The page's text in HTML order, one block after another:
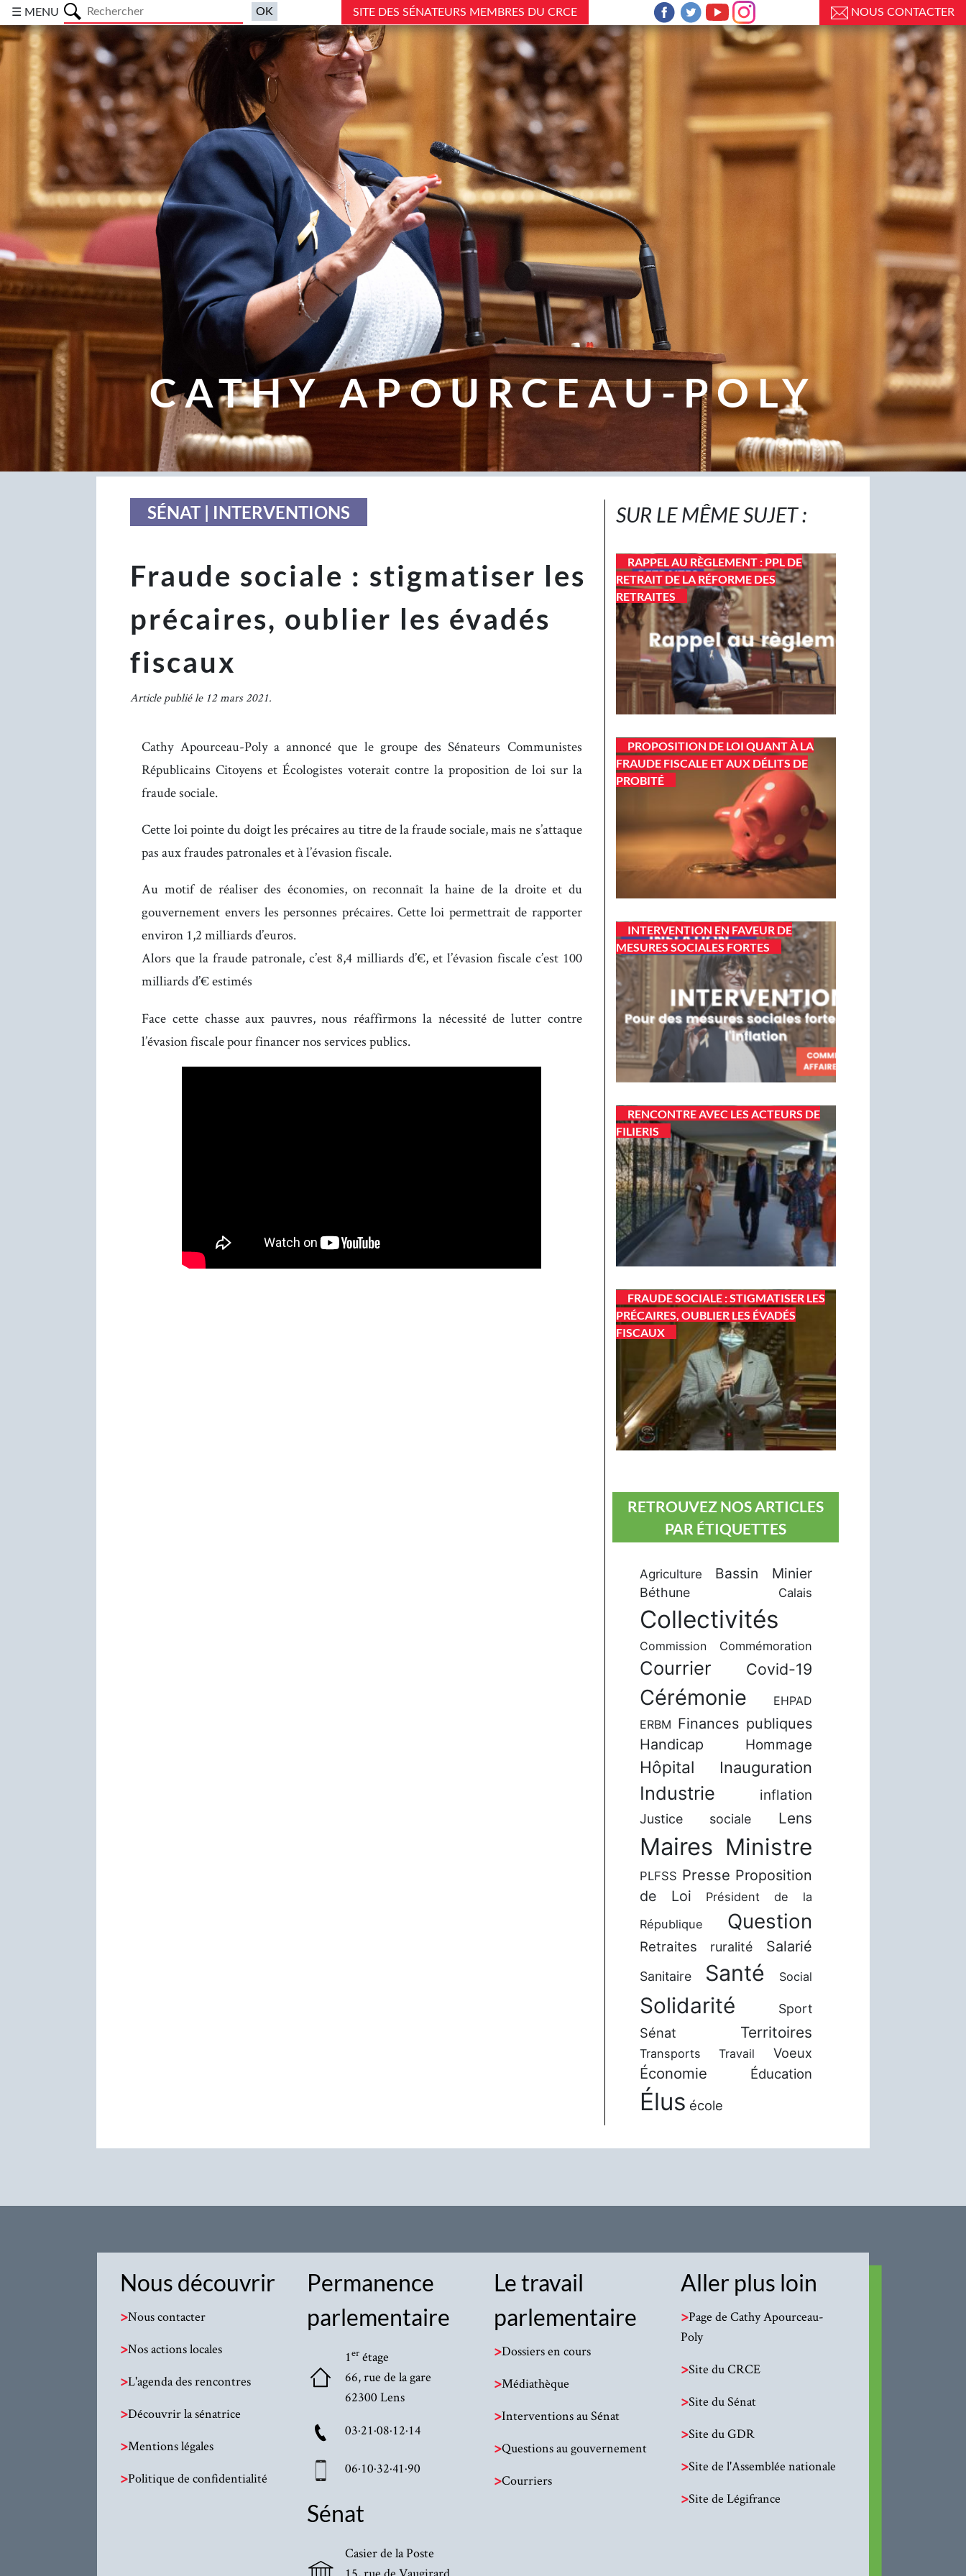
☰ MENU SITE DES SÉNATEURS MEMBRES DU CRCE NOUS CONTACTER
CATHY APOURCEAU-POLY
SÉNAT | INTERVENTIONS
Fraude sociale : stigmatiser les
précaires, oublier les évadés
fiscaux
Article publié le 12 mars 2021.
Cathy Apourceau-Poly a annoncé que le groupe des Sénateurs Communistes
Républicains Citoyens et Écologistes voterait contre la proposition de loi sur la
fraude sociale.
Cette loi pointe du doigt les précaires au titre de la fraude sociale, mais ne s’attaque
pas aux fraudes patronales et à l’évasion fiscale.
Au motif de réaliser des économies, on reconnaît la haine de la droite et du
gouvernement envers les personnes précaires. Cette loi permettrait de rapporter
environ 1,2 milliards d’euros.
Alors que la fraude patronale, c’est 8,4 milliards d’€, et l’évasion fiscale c’est 100
milliards d’€ estimés
Face cette chasse aux pauvres, nous réaffirmons la nécessité de lutter contre
l’évasion fiscale pour financer nos services publics.
SUR LE MÊME SUJET :
RAPPEL AU RÈGLEMENT : PPL DE
RETRAIT DE LA RÉFORME DES
RETRAITES
PROPOSITION DE LOI QUANT À LA
FRAUDE FISCALE ET AUX DÉLITS DE
PROBITÉ
INTERVENTION EN FAVEUR DE
MESURES SOCIALES FORTES
RENCONTRE AVEC LES ACTEURS DE
FILIERIS
FRAUDE SOCIALE : STIGMATISER LES
PRÉCAIRES, OUBLIER LES ÉVADÉS
FISCAUX
RETROUVEZ NOS ARTICLES
PAR ÉTIQUETTES
Agriculture Bassin Minier
Béthune Calais
Collectivités
Commission Commémoration
Courrier Covid-19
Cérémonie
EHPAD
ERBM Finances publiques
Handicap
Hommage
Hôpital Inauguration
Industrie inflation
Justice sociale Lens
Maires Ministre
PLFSS Presse Proposition
de Loi
Président de la
République
Question
Retraites ruralité Salarié
Sanitaire Santé Social
Solidarité Sport
Sénat Territoires
Transports Travail Voeux
Économie Éducation
Élus école
Nous découvrir
>Nous contacter
>Nos actions locales
>L'agenda des rencontres
>Découvrir la sénatrice
>Mentions légales
>Politique de confidentialité
Permanence
parlementaire
1er étage
66, rue de la gare
62300 Lens
03·21·08·12·14
06·10·32·41·90
Sénat
Casier de la Poste
Le travail
parlementaire
>Dossiers en cours
>Médiathèque
>Interventions au Sénat
>Questions au gouvernement
>Courriers
Aller plus loin
>Page de Cathy Apourceau-
Poly
>Site du CRCE
>Site du Sénat
>Site du GDR
>Site de l'Assemblée nationale
>Site de Légifrance